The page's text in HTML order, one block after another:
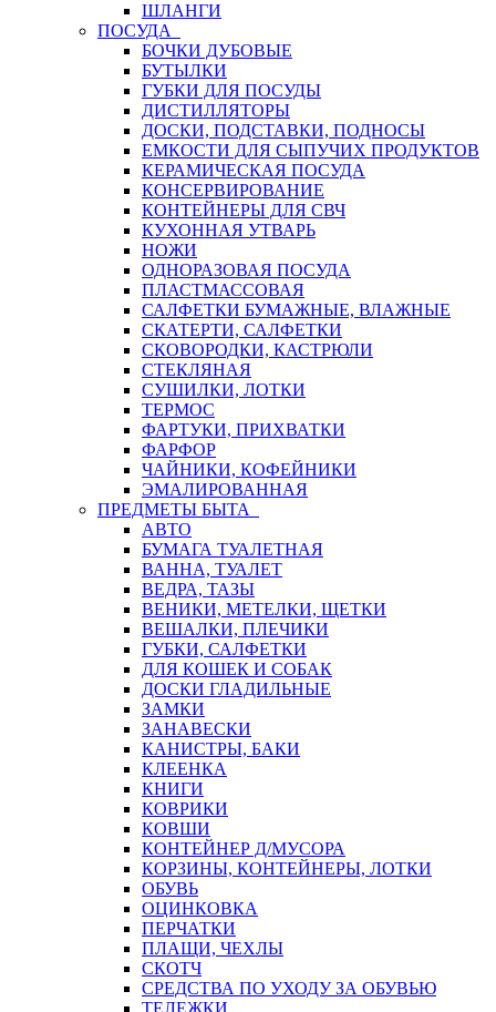
ШЛАНГИ
ПОСУДА
БОЧКИ ДУБОВЫЕ
БУТЫЛКИ
ГУБКИ ДЛЯ ПОСУДЫ
ДИСТИЛЛЯТОРЫ
ДОСКИ, ПОДСТАВКИ, ПОДНОСЫ
ЕМКОСТИ ДЛЯ СЫПУЧИХ ПРОДУКТОВ
КЕРАМИЧЕСКАЯ ПОСУДА
КОНСЕРВИРОВАНИЕ
КОНТЕЙНЕРЫ ДЛЯ СВЧ
КУХОННАЯ УТВАРЬ
НОЖИ
ОДНОРАЗОВАЯ ПОСУДА
ПЛАСТМАССОВАЯ
САЛФЕТКИ БУМАЖНЫЕ, ВЛАЖНЫЕ
СКАТЕРТИ, САЛФЕТКИ
СКОВОРОДКИ, КАСТРЮЛИ
СТЕКЛЯНАЯ
СУШИЛКИ, ЛОТКИ
ТЕРМОС
ФАРТУКИ, ПРИХВАТКИ
ФАРФОР
ЧАЙНИКИ, КОФЕЙНИКИ
ЭМАЛИРОВАННАЯ
ПРЕДМЕТЫ БЫТА
АВТО
БУМАГА ТУАЛЕТНАЯ
ВАННА, ТУАЛЕТ
ВЕДРА, ТАЗЫ
ВЕНИКИ, МЕТЕЛКИ, ЩЕТКИ
ВЕШАЛКИ, ПЛЕЧИКИ
ГУБКИ, САЛФЕТКИ
ДЛЯ КОШЕК И СОБАК
ДОСКИ ГЛАДИЛЬНЫЕ
ЗАМКИ
ЗАНАВЕСКИ
КАНИСТРЫ, БАКИ
КЛЕЕНКА
КНИГИ
КОВРИКИ
КОВШИ
КОНТЕЙНЕР Д/МУСОРА
КОРЗИНЫ, КОНТЕЙНЕРЫ, ЛОТКИ
ОБУВЬ
ОЦИНКОВКА
ПЕРЧАТКИ
ПЛАЩИ, ЧЕХЛЫ
СКОТЧ
СРЕДСТВА ПО УХОДУ ЗА ОБУВЬЮ
ТЕЛЕЖКИ